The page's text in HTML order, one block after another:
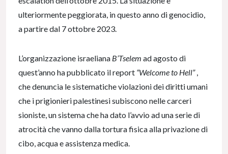
ulteriormente peggiorata, in questo anno di genocidio,
a partire dal 7 ottobre 2023.
L’organizzazione israeliana B’Tselem ad agosto di
quest’anno ha pubblicato il report “Welcome to Hell”,
che denuncia le sistematiche violazioni dei diritti umani
che i prigionieri palestinesi subiscono nelle carceri
sioniste, un sistema che ha dato l’avvio ad una serie di
atrocità che vanno dalla tortura fisica alla privazione di
cibo, acqua e assistenza medica.